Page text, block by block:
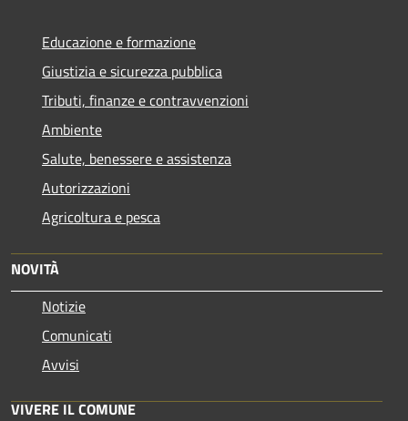
Educazione e formazione
Giustizia e sicurezza pubblica
Tributi, finanze e contravvenzioni
Ambiente
Salute, benessere e assistenza
Autorizzazioni
Agricoltura e pesca
NOVITÀ
Notizie
Comunicati
Avvisi
VIVERE IL COMUNE